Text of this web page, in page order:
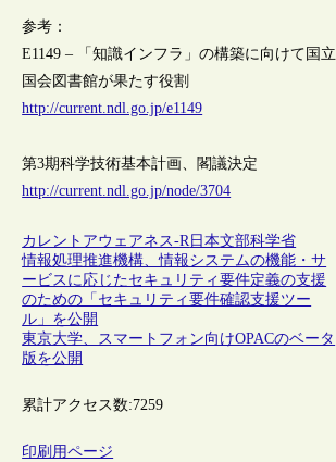
参考：
E1149 – 「知識インフラ」の構築に向けて国立
国会図書館が果たす役割
http://current.ndl.go.jp/e1149
第3期科学技術基本計画、閣議決定
http://current.ndl.go.jp/node/3704
カレントアウェアネス-R 日本文部科学省
情報処理推進機構、情報システムの機能・サ
ービスに応じたセキュリティ要件定義の支援
のための「セキュリティ要件確認支援ツー
ル」を公開
東京大学、スマートフォン向けOPACのベータ
版を公開
累計アクセス数:7259
印刷用ページ